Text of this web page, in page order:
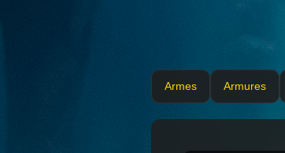
Armes Armures